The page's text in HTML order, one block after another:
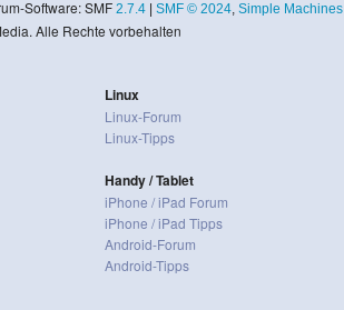
Software: SMF 2.7.4| SMF © 2024, Simple Machines
Alle Rechte vorbehalten
Linux
Linux-Forum
Linux-Tipps
Handy / Tablet
iPhone / iPad Forum
iPhone / iPad Tipps
Android-Forum
Android-Tipps